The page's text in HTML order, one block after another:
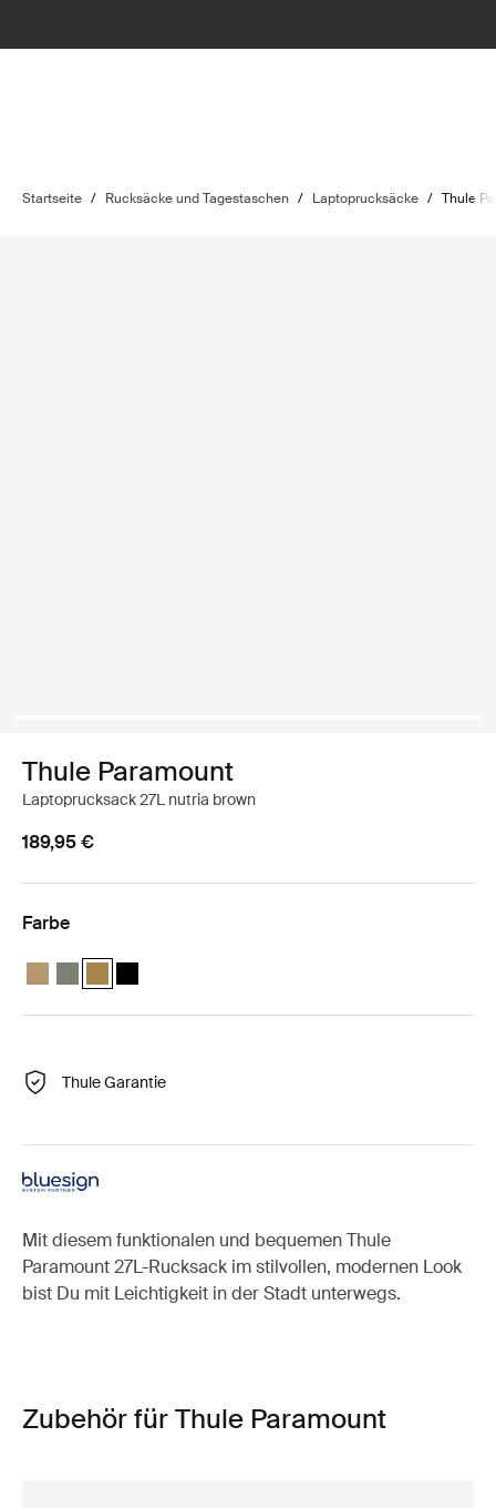
Startseite / Rucksäcke und Tagestaschen / Laptoprucksäcke / Thule
Thule Paramount
Laptoprucksack 27L nutria brown
189,95 €
Farbe
Thule Paramount backpack 27L Sanftes Beige
Thule Paramount backpack 27L Sanftes grün
Thule Paramount backpack 27L Nutria brown (selected)
Thule Paramount backpack 27L Schwarz
Thule Garantie
Mit diesem funktionalen und bequemen Thule
Paramount 27L-Rucksack im stilvollen, modernen Look
bist Du mit Leichtigkeit in der Stadt unterwegs.
Zubehör für Thule Paramount